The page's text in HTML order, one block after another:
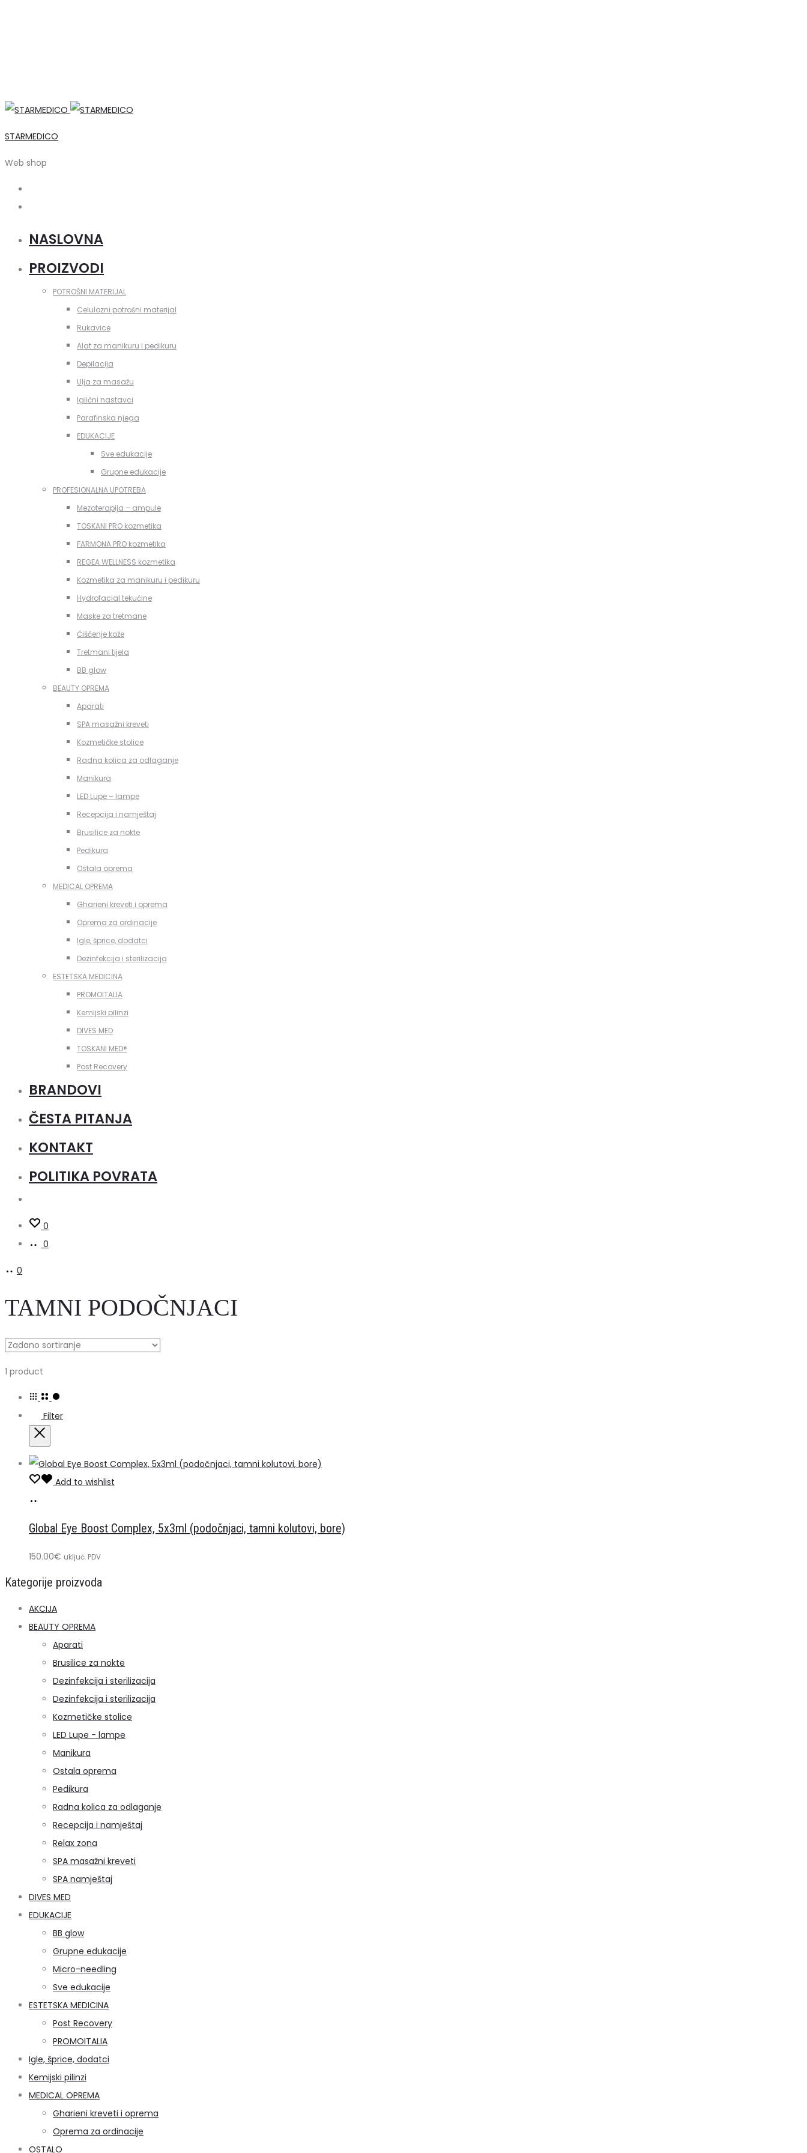
STARMEDICO
Web shop
NASLOVNA
PROIZVODI
POTROŠNI MATERIJAL
Celulozni potrošni materijal
Rukavice
Alat za manikuru i pedikuru
Depilacija
Ulja za masažu
Iglični nastavci
Parafinska njega
EDUKACIJE
Sve edukacije
Grupne edukacije
PROFESIONALNA UPOTREBA
Mezoterapija – ampule
TOSKANI PRO kozmetika
FARMONA PRO kozmetika
REGEA WELLNESS kozmetika
Kozmetika za manikuru i pedikuru
Hydrofacial tekućine
Maske za tretmane
Čišćenje kože
Tretmani tijela
BB glow
BEAUTY OPREMA
Aparati
SPA masažni kreveti
Kozmetičke stolice
Radna kolica za odlaganje
Manikura
LED Lupe – lampe
Recepcija i namještaj
Brusilice za nokte
Pedikura
Ostala oprema
MEDICAL OPREMA
Gharieni kreveti i oprema
Oprema za ordinacije
Igle, šprice, dodatci
Dezinfekcija i sterilizacija
ESTETSKA MEDICINA
PROMOITALIA
Kemijski pilinzi
DIVES MED
TOSKANI MED®️
Post Recovery
BRANDOVI
ČESTA PITANJA
KONTAKT
POLITIKA POVRATA
0
0
0
TAMNI PODOČNJACI
1 product
rezultat
Filter
Add to wishlist
košaricu
Global Eye Boost Complex, 5x3ml (podočnjaci, tamni kolutovi, bore)
150.00€ uključ. PDV
Kategorije proizvoda
AKCIJA
BEAUTY OPREMA
Aparati
Brusilice za nokte
Dezinfekcija i sterilizacija
Dezinfekcija i sterilizacija
Kozmetičke stolice
LED Lupe - lampe
Manikura
Ostala oprema
Pedikura
Radna kolica za odlaganje
Recepcija i namještaj
Relax zona
SPA masažni kreveti
SPA namještaj
DIVES MED
EDUKACIJE
BB glow
Grupne edukacije
Micro-needling
Sve edukacije
ESTETSKA MEDICINA
Post Recovery
PROMOITALIA
Igle, šprice, dodatci
Kemijski pilinzi
MEDICAL OPREMA
Gharieni kreveti i oprema
Oprema za ordinacije
OSTALO